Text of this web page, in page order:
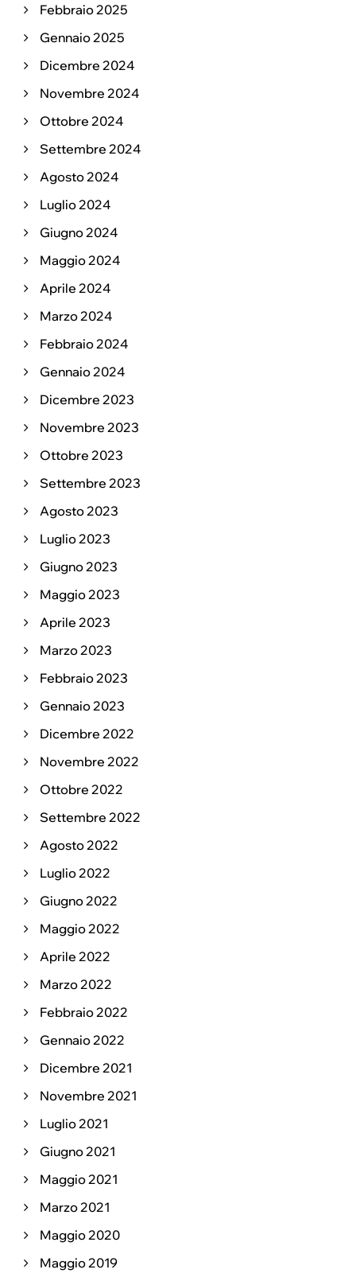
Febbraio 2025
Gennaio 2025
Dicembre 2024
Novembre 2024
Ottobre 2024
Settembre 2024
Agosto 2024
Luglio 2024
Giugno 2024
Maggio 2024
Aprile 2024
Marzo 2024
Febbraio 2024
Gennaio 2024
Dicembre 2023
Novembre 2023
Ottobre 2023
Settembre 2023
Agosto 2023
Luglio 2023
Giugno 2023
Maggio 2023
Aprile 2023
Marzo 2023
Febbraio 2023
Gennaio 2023
Dicembre 2022
Novembre 2022
Ottobre 2022
Settembre 2022
Agosto 2022
Luglio 2022
Giugno 2022
Maggio 2022
Aprile 2022
Marzo 2022
Febbraio 2022
Gennaio 2022
Dicembre 2021
Novembre 2021
Luglio 2021
Giugno 2021
Maggio 2021
Marzo 2021
Maggio 2020
Maggio 2019